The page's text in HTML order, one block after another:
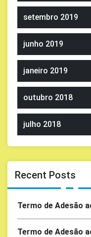
setembro 2019
junho 2019
janeiro 2019
outubro 2018
julho 2018
Recent Posts
Termo de Adesão
Termo de Adesão